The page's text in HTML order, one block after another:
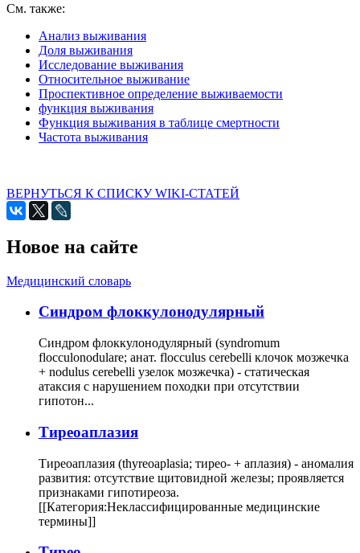
См. также:
Анализ выживания
Доля выживания
Исследование выживания
Относительное выживание
Проспективное определение выживаемости
функция выживания
Функция выживания в таблице смертности
Частота выживания
ВЕРНУТЬСЯ К СПИСКУ WIKI-СТАТЕЙ
Новое на сайте
Медицинский словарь
Cиндром флоккулонодулярный
Синдром флоккулонодулярный (syndromum
flocculonodulare; анат. flocculus cerebelli клочок мозжечка
+ nodulus cerebelli узелок мозжечка) - статическая
атаксия с нарушением походки при отсутствии
гипотон...
Тиреоаплазия
Тиреоаплазия (thyreoaplasia; тирео- + аплазия) - аномалия
развития: отсутствие щитовидной железы; проявляется
признаками гипотиреоза.
[[Категория:Неклассифицированные медицинские
термины]]